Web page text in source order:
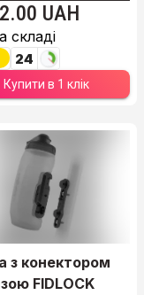
UAH
складі
24
Купити в 1 клік
з конектором
FIDLOCK